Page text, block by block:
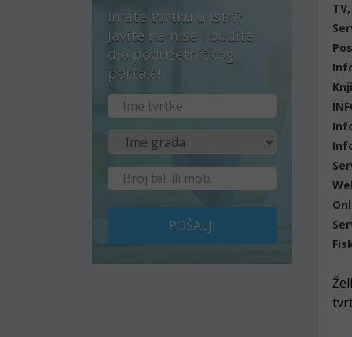
Imate tvrtku u Istri?
Javite nam se i budite
dio poduzetničkog
portala!
POŠALJI